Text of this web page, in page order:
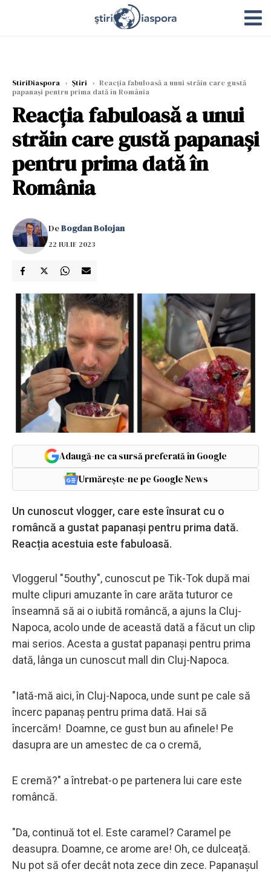
StiriDiaspora › Știri › Reacția fabuloasă a unui străin care gustă
papanași pentru prima dată în România
Reacția fabuloasă a unui
străin care gustă papanași
pentru prima dată în
România
DeBogdan Bolojan
22 IULIE 2023
Adaugă-ne ca sursă preferată în Google
Urmărește-ne pe Google News
Un cunoscut vlogger, care este însurat cu o
româncă a gustat papanași pentru prima dată.
Reacția acestuia este fabuloasă.
Vloggerul "5outhy", cunoscut pe Tik-Tok după mai
multe clipuri amuzante în care arăta tuturor ce
înseamnă să ai o iubită româncă, a ajuns la Cluj-
Napoca, acolo unde de această dată a făcut un clip
mai serios. Acesta a gustat papanași pentru prima
dată, lânga un cunoscut mall din Cluj-Napoca.
"Iată-mă aici, în Cluj-Napoca, unde sunt pe cale să
încerc papanaș pentru prima dată. Hai să
încercăm! Doamne, ce gust bun au afinele! Pe
dasupra are un amestec de ca o cremă,
E cremă?" a întrebat-o pe partenera lui care este
româncă.
"Da, continuă tot el. Este caramel? Caramel pe
deasupra. Doamne, ce arome are! Oh, ce dulceață.
Nu pot să ofer decât nota zece din zece. Papanașul